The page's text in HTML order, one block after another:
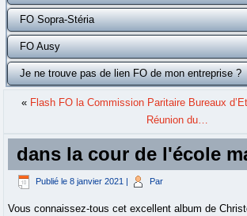
FO Sopra-Stéria
FO Ausy
Je ne trouve pas de lien FO de mon entreprise ?
« Flash FO la Commission Paritaire Bureaux
Réunion du…
dans la cour de l'école
Publié le 8 janvier 2021 Par
Vous connaissez-tous cet excellent album de